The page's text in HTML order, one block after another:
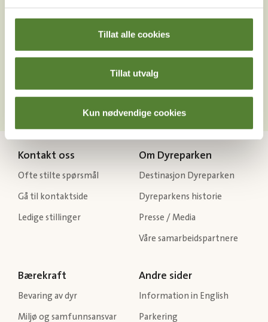
Tillat alle cookies
Tillat utvalg
Kun nødvendige cookies
Last ned Dyreparkens App
Les mer om appen her
Kontakt oss
Ofte stilte spørsmål
Gå til kontaktside
Ledige stillinger
Om Dyreparken
Destinasjon Dyreparken
Dyreparkens historie
Presse / Media
Våre samarbeidspartnere
Bærekraft
Bevaring av dyr
Miljø og samfunnsansvar
Andre sider
Information in English
Parkering